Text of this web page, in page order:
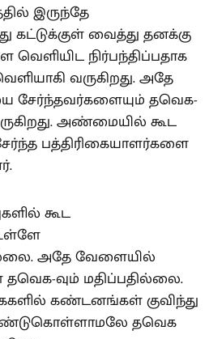
இருந்தே
வைத்து தனக்கு
நிர்பந்திப்பதாக
வருகிறது. அதே
தவெக-
அண்மையில் கூட
பத்திரிகையாளர்களை
கூட
அதே வேளையில்
வும் மதிப்பதில்லை.
கண்டனங்கள் குவிந்து
தவெக